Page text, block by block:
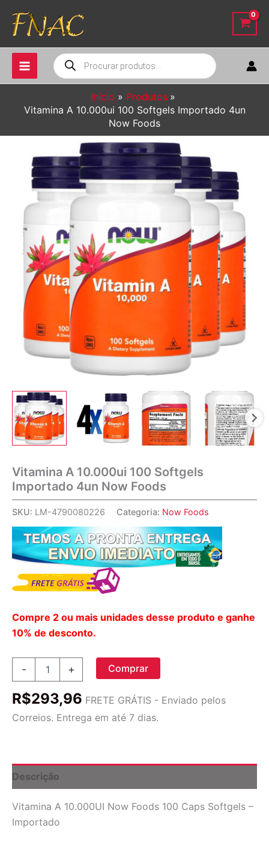
para
conteúdo
Pesquisar
produtos
Início
Produtos
Vitamina A 10.000ui 100 Softgels Importado 4un
Now Foods
Vitamina A 10.000ui 100 Softgels
Importado 4un Now Foods
SKU: LM-4790080226 Categoria: Now Foods
Compre 2 ou mais unidades desse produto e ganhe
10% de desconto.
-
100
Importado
quantidade
+ Comprar
R$293,96 FRETE GRÁTIS - Enviado pelos
Correios. Entrega em até 7 dias.
Descrição
Vitamina A 10.000UI Now Foods 100 Caps Softgels –
Importado